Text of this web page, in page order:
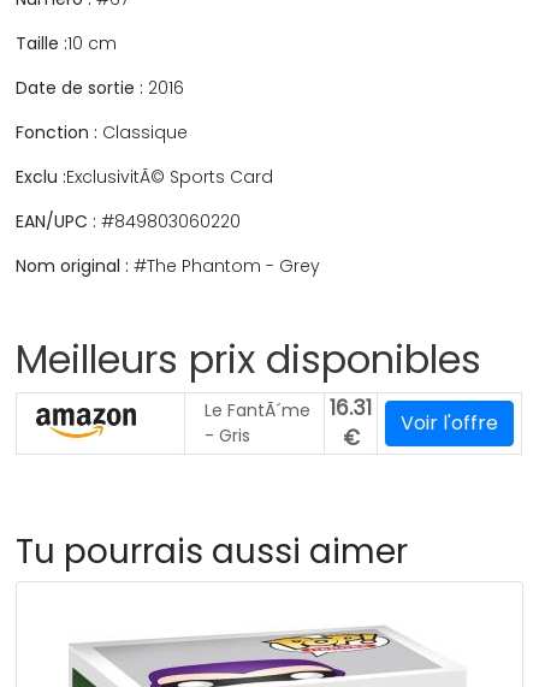
Taille :10 cm
Date de sortie : 2016
Fonction : Classique
Exclu :ExclusivitÃ© Sports Card
EAN/UPC : #849803060220
Nom original : #The Phantom - Grey
Meilleurs prix disponibles
Le FantÃ´me
- Gris
16.31
€
Voir l'offre
Tu pourrais aussi aimer